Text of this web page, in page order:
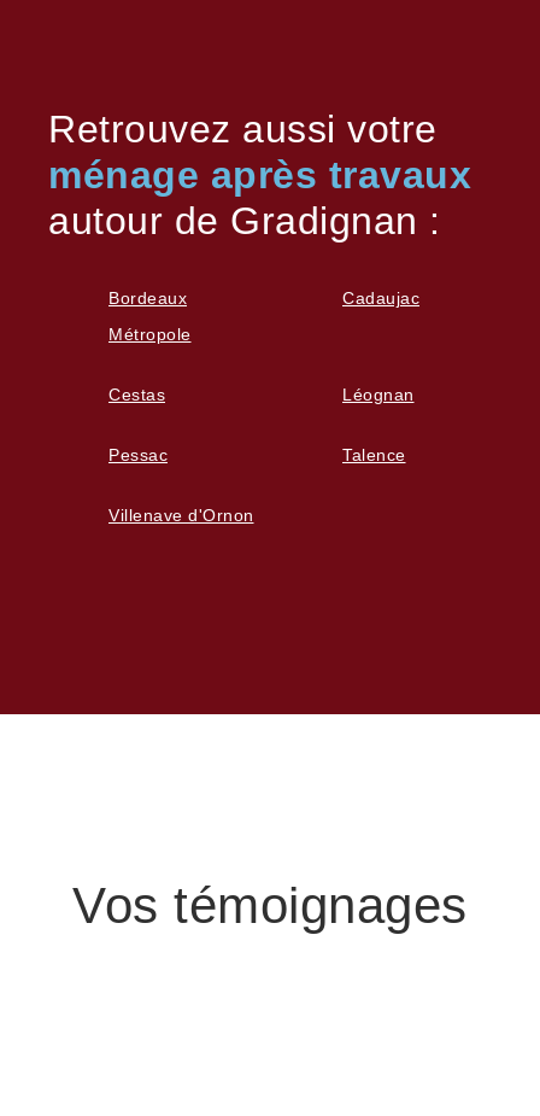
Retrouvez aussi votre
ménage après travaux
autour de Gradignan :
Bordeaux
Métropole
Cadaujac
Cestas Léognan
Pessac Talence
Villenave d'Ornon
Vos témoignages